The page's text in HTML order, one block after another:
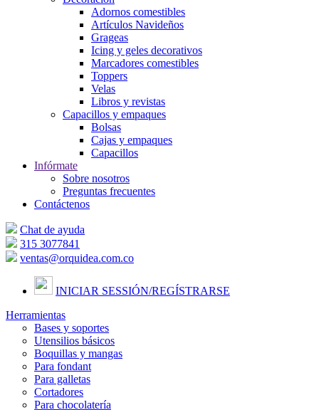
Adornos comestibles
Artículos Navideños
Grageas
Icing y geles decorativos
Marcadores comestibles
Toppers
Velas
Libros y revistas
Capacillos y empaques
Bolsas
Cajas y empaques
Capacillos
Infórmate
Sobre nosotros
Preguntas frecuentes
Contáctenos
Chat de ayuda
315 3077841
ventas@orquidea.com.co
INICIAR SESSIÓN/REGÍSTRARSE
Herramientas
Bases y soportes
Utensilios básicos
Boquillas y mangas
Para fondant
Para galletas
Cortadores
Para chocolatería